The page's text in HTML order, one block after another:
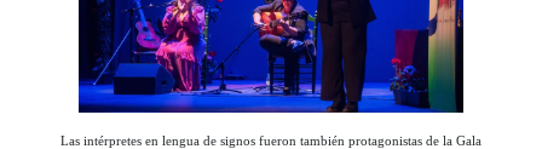
Las intérpretes en lengua de signos fueron también protagonistas de la Gala